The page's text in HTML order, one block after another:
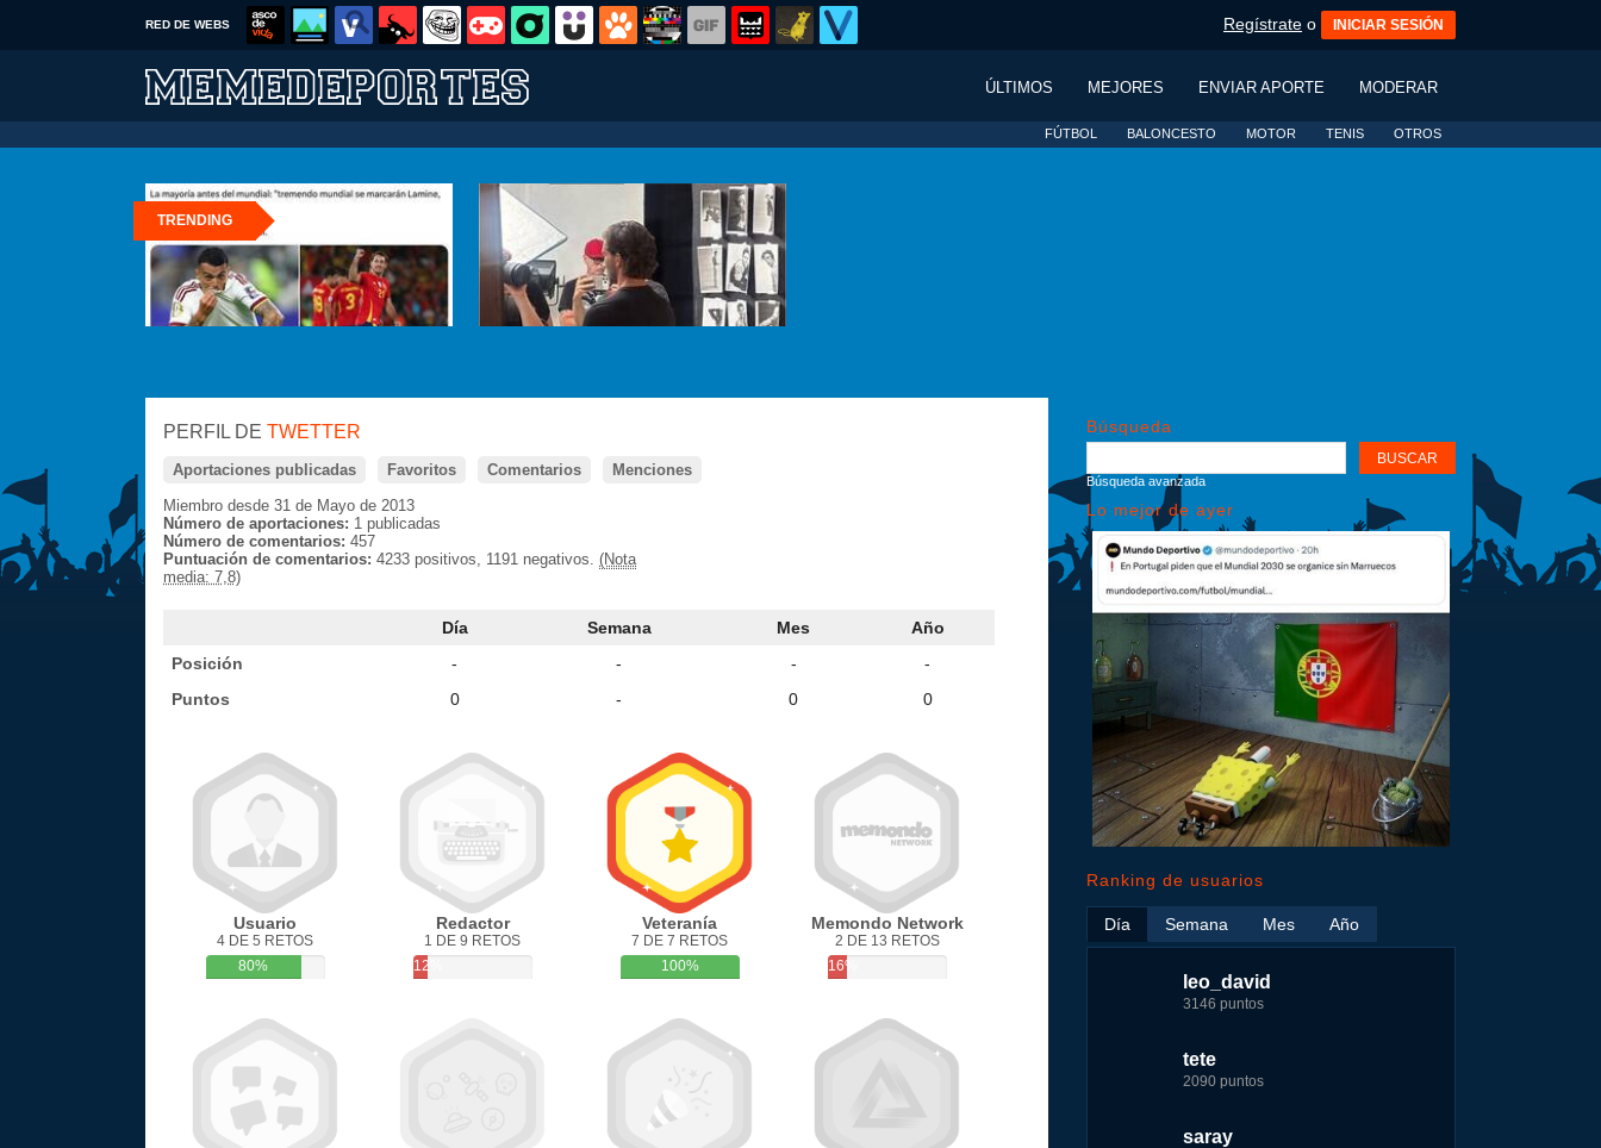
RED DE WEBS Regístrate o INICIAR SESIÓN
ÚLTIMOS MEJORES ENVIAR APORTE MODERAR
FÚTBOL BALONCESTO MOTOR TENIS OTROS
TRENDING
PERFIL DE TWETTER
Aportaciones publicadas Favoritos Comentarios
Menciones
Miembro desde 31 de Mayo de 2013
Número de aportaciones: 1 publicadas
Número de comentarios: 457
Puntuación de comentarios: 4233 positivos, 1191 negativos. (Nota
media: 7,8)
Día Semana Mes
Año
Posición
- - -
-
Puntos
0 - 0 0
Usuario
4 DE 5 RETOS
80%
Redactor
1 DE 9 RETOS
12%
Veteranía
7 DE 7 RETOS
100%
Memondo Network
2 DE 13 RETOS
16%
Búsqueda
Búsqueda avanzada
Lo mejor de ayer
Ranking de usuarios
Día
leo_david
3146 puntos
tete
2090 puntos
saray
Semana
leo_david
17724 puntos
fer
7229 puntos
tete
Mes
leo_david
29183 puntos
jeremy_malpieu
15444 puntos
fer
Año
nomedigas
339916 puntos
jeremy_malpieu
263186 puntos
Baba